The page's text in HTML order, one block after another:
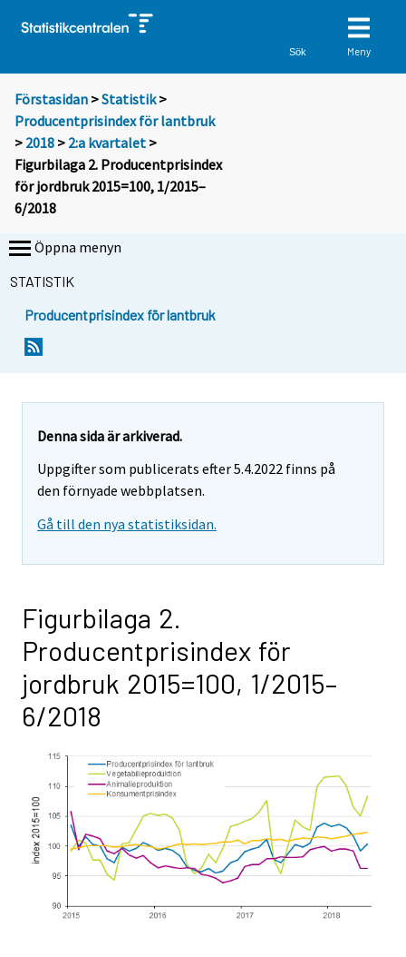
Sök Meny
Förstasidan >Statistik >
Producentprisindex för lantbruk
> 2018 > 2:a kvartalet >
Figurbilaga 2. Producentprisindex
för jordbruk 2015=100, 1/2015–
6/2018
Öppna menyn
STATISTIK
Producentprisindex för lantbruk
Denna sida är arkiverad.
Uppgifter som publicerats efter 5.4.2022 finns på
den förnyade webbplatsen.
Gå till den nya statistiksidan.
Figurbilaga 2.
Producentprisindex för
jordbruk 2015=100, 1/2015–
6/2018